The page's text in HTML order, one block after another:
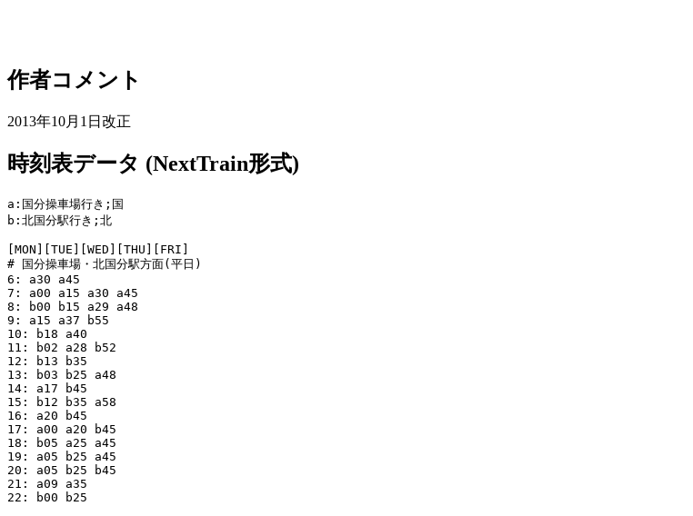
作者コメント
2013年10月1日改正
時刻表データ (NextTrain形式)
a:国分操車場行き;国
b:北国分駅行き;北
[MON][TUE][WED][THU][FRI]
# 国分操車場・北国分駅方面(平日)
6: a30 a45
7: a00 a15 a30 a45
8: b00 b15 a29 a48
9: a15 a37 b55
10: b18 a40
11: b02 a28 b52
12: b13 b35
13: b03 b25 a48
14: a17 b45
15: b12 b35 a58
16: a20 b45
17: a00 a20 b45
18: b05 a25 a45
19: a05 b25 a45
20: a05 b25 b45
21: a09 a35
22: b00 b25